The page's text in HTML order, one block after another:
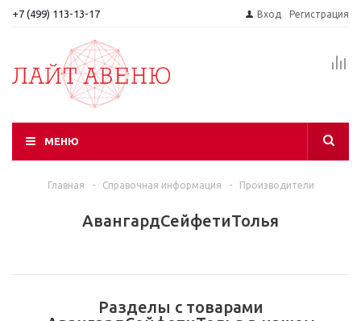
+7 (499) 113-13-17 Вход Регистрация
МЕНЮ
Главная - Справочная информация - Производители
АвангардСейфетиТолья
Разделы с товарами